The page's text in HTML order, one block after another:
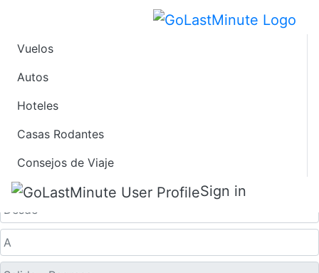
Vuelos
Autos
Hoteles
Casas Rodantes
Consejos de Viaje
Sign in
Ofertas de Viaje de
Último Minuto a
Solo ida